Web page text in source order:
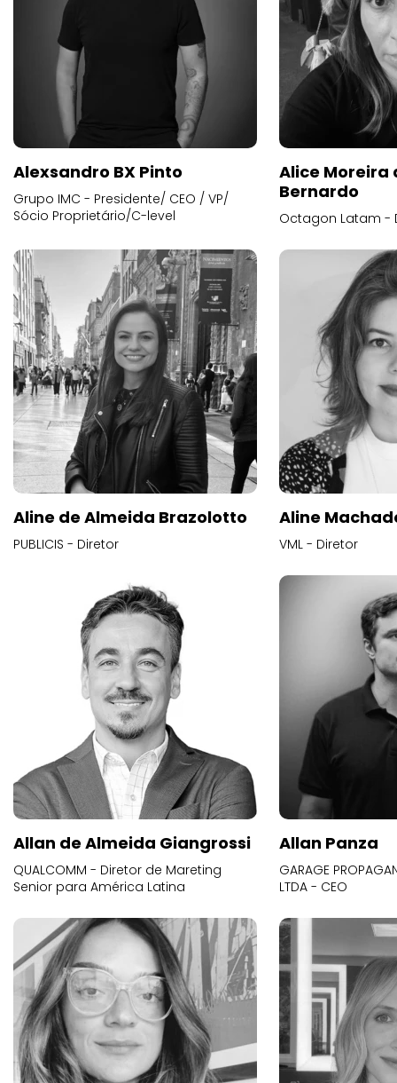
Alexsandro BX Pinto
Grupo IMC - Presidente/ CEO / VP/
Sócio Proprietário/C-level
Alice
Bernardo
Octagon Latam -
Aline de Almeida Brazolotto
PUBLICIS - Diretor
Aline
VML - Diretor
Allan de Almeida Giangrossi
QUALCOMM - Diretor de Mareting
Senior para América Latina
Allan Panza
GARAGE
LTDA - CEO